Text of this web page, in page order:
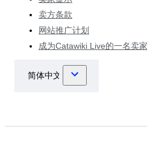
卖方条款
网站推广计划
成为Catawiki Live的一名卖家